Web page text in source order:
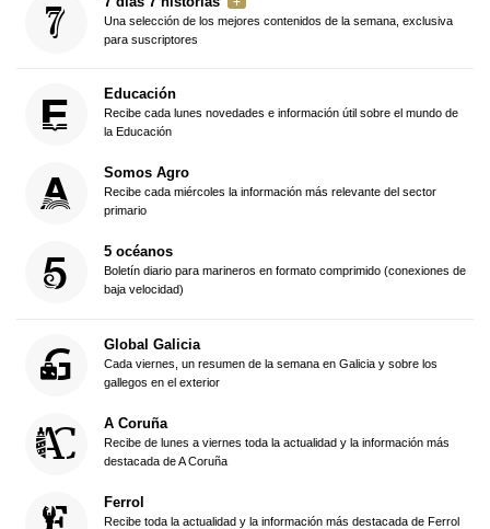
Una selección de los mejores contenidos de la semana, exclusiva
para suscriptores
Educación
Recibe cada lunes novedades e información útil sobre el mundo de
la Educación
Somos Agro
Recibe cada miércoles la información más relevante del sector
primario
5 océanos
Boletín diario para marineros en formato comprimido (conexiones de
baja velocidad)
Global Galicia
Cada viernes, un resumen de la semana en Galicia y sobre los
gallegos en el exterior
A Coruña
Recibe de lunes a viernes toda la actualidad y la información más
destacada de A Coruña
Ferrol
Recibe toda la actualidad y la información más destacada de Ferrol